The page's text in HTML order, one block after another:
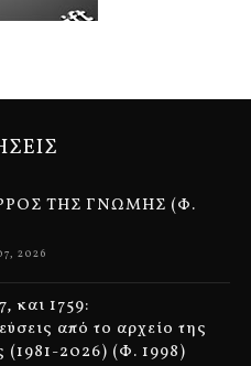
ΤΗΣ ΓΝΩΜΗΣ (Φ.
2026
και 1759:
από το αρχείο της
(1981-2026) (Φ. 1998)